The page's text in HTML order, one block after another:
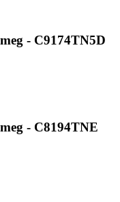
- C9174TN5D
- C8194TNE